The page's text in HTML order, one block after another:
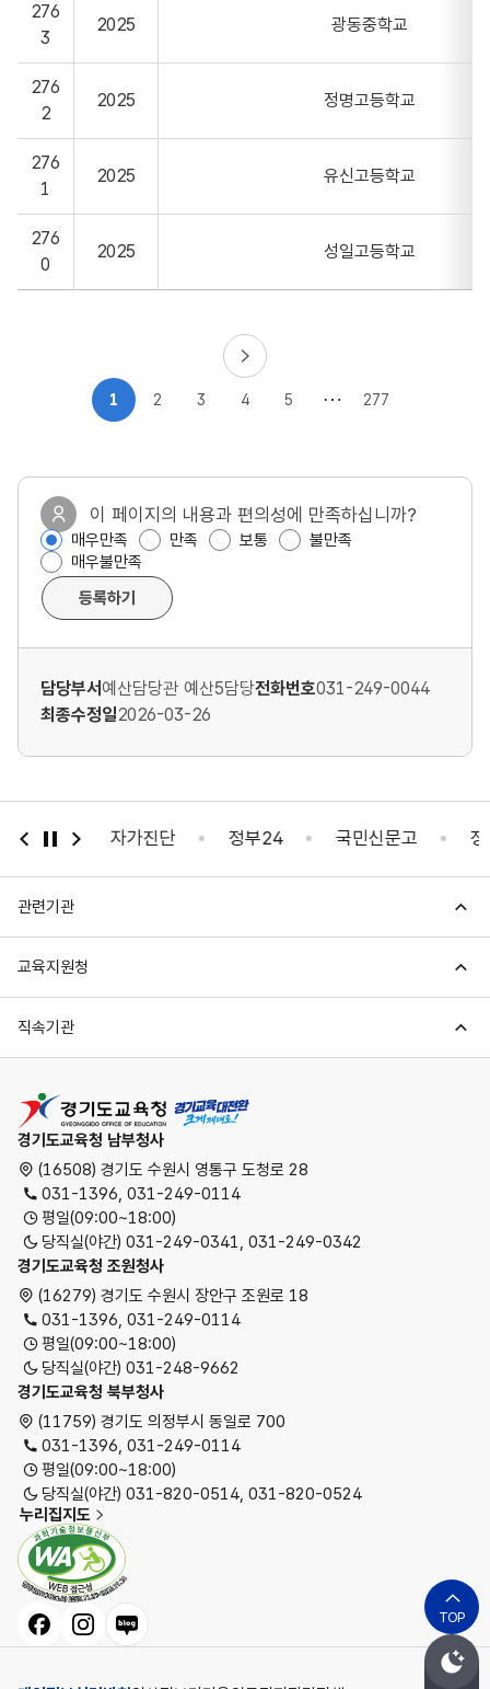
276
3
2025 광동중학교
276
2
2025 정명고등학교
276
1
2025 유신고등학교
276
0
2025 성일고등학교
1 2 3 4 5 277
이 페이지의 내용과 편의성에 만족하십니까?
매우만족 만족 보통
불만족
매우불만족
등록하기
담당부서 예산담당관 예산5담당전화번호031-249-0044
최종수정일2026-03-26
자가진단 정부24 국민신문고 정부포상비
관련기관
교육지원청
직속기관
경기도교육청
경기도교육청 남부청사
(16508) 경기도 수원시 영통구 도청로 28
031-1396, 031-249-0114
평일(09:00~18:00)
당직실(야간) 031-249-0341, 031-249-0342
경기도교육청 조원청사
(16279) 경기도 수원시 장안구 조원로 18
031-1396, 031-249-0114
평일(09:00~18:00)
당직실(야간) 031-248-9662
경기도교육청 북부청사
(11759) 경기도 의정부시 동일로 700
031-1396, 031-249-0114
평일(09:00~18:00)
당직실(야간) 031-820-0514, 031-820-0524
누리집지도
페이스북인스타그램
블로그 TOP